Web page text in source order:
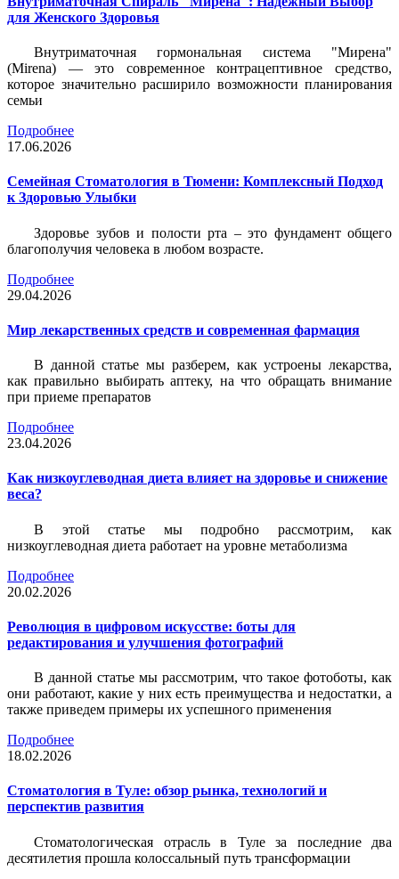
для Женского Здоровья
Внутриматочная гормональная система "Мирена"
(Mirena) — это современное контрацептивное средство,
которое значительно расширило возможности планирования
семьи
Подробнее
17.06.2026
Семейная Стоматология в Тюмени: Комплексный Подход
к Здоровью Улыбки
Здоровье зубов и полости рта – это фундамент общего
благополучия человека в любом возрасте.
Подробнее
29.04.2026
Мир лекарственных средств и современная фармация
В данной статье мы разберем, как устроены лекарства,
как правильно выбирать аптеку, на что обращать внимание
при приеме препаратов
Подробнее
23.04.2026
Как низкоуглеводная диета влияет на здоровье и снижение
веса?
В этой статье мы подробно рассмотрим, как
низкоуглеводная диета работает на уровне метаболизма
Подробнее
20.02.2026
Революция в цифровом искусстве: боты для
редактирования и улучшения фотографий
В данной статье мы рассмотрим, что такое фотоботы, как
они работают, какие у них есть преимущества и недостатки, а
также приведем примеры их успешного применения
Подробнее
18.02.2026
Стоматология в Туле: обзор рынка, технологий и
перспектив развития
Стоматологическая отрасль в Туле за последние два
десятилетия прошла колоссальный путь трансформации